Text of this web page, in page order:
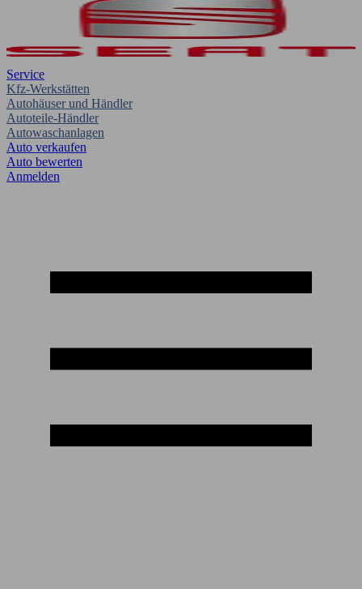
Service
Kfz-Werkstätten
Autohäuser und Händler
Autoteile-Händler
Autowaschanlagen
Auto verkaufen
Auto bewerten
Anmelden